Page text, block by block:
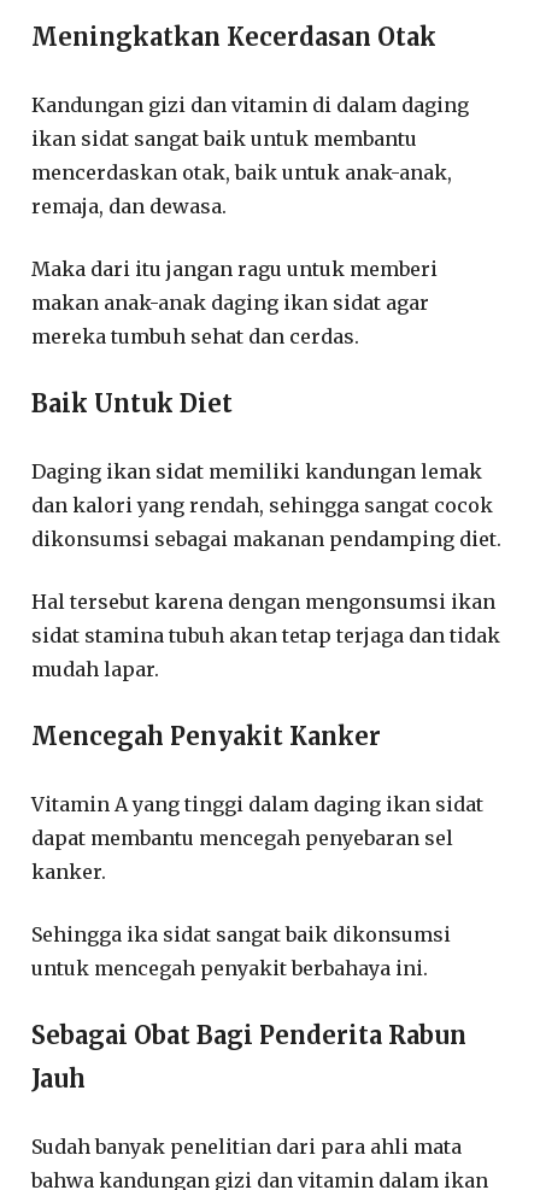
Meningkatkan Kecerdasan Otak
Kandungan gizi dan vitamin di dalam daging
ikan sidat sangat baik untuk membantu
mencerdaskan otak, baik untuk anak-anak,
remaja, dan dewasa.
Maka dari itu jangan ragu untuk memberi
makan anak-anak daging ikan sidat agar
mereka tumbuh sehat dan cerdas.
Baik Untuk Diet
Daging ikan sidat memiliki kandungan lemak
dan kalori yang rendah, sehingga sangat cocok
dikonsumsi sebagai makanan pendamping diet.
Hal tersebut karena dengan mengonsumsi ikan
sidat stamina tubuh akan tetap terjaga dan tidak
mudah lapar.
Mencegah Penyakit Kanker
Vitamin A yang tinggi dalam daging ikan sidat
dapat membantu mencegah penyebaran sel
kanker.
Sehingga ika sidat sangat baik dikonsumsi
untuk mencegah penyakit berbahaya ini.
Sebagai Obat Bagi Penderita Rabun
Jauh
Sudah banyak penelitian dari para ahli mata
bahwa kandungan gizi dan vitamin dalam ikan